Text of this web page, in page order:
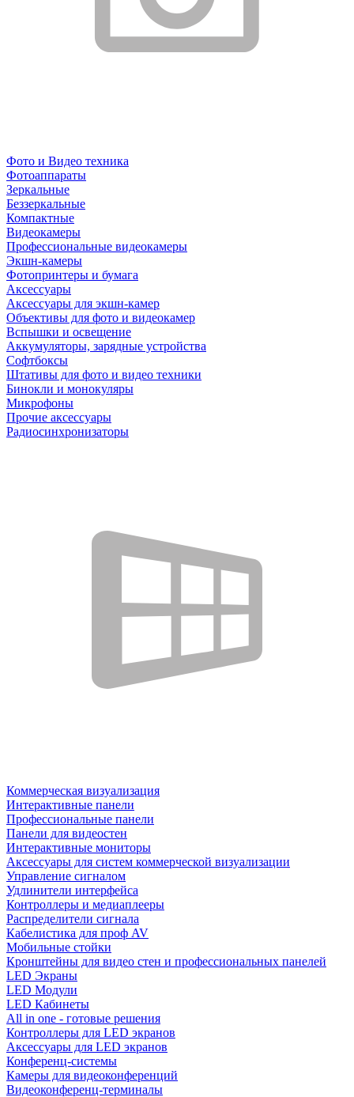
Фото и Видео техника
Фотоаппараты
Зеркальные
Беззеркальные
Компактные
Видеокамеры
Профессиональные видеокамеры
Экшн-камеры
Фотопринтеры и бумага
Аксессуары
Аксессуары для экшн-камер
Объективы для фото и видеокамер
Вспышки и освещение
Аккумуляторы, зарядные устройства
Софтбоксы
Штативы для фото и видео техники
Бинокли и монокуляры
Микрофоны
Прочие аксессуары
Радиосинхронизаторы
Коммерческая визуализация
Интерактивные панели
Профессиональные панели
Панели для видеостен
Интерактивные мониторы
Аксессуары для систем коммерческой визуализации
Управление сигналом
Удлинители интерфейса
Контроллеры и медиаплееры
Распределители сигнала
Кабелистика для проф AV
Мобильные стойки
Кронштейны для видео стен и профессиональных панелей
LED Экраны
LED Модули
LED Кабинеты
All in one - готовые решения
Контроллеры для LED экранов
Аксессуары для LED экранов
Конференц-системы
Камеры для видеоконференций
Видеоконференц-терминалы